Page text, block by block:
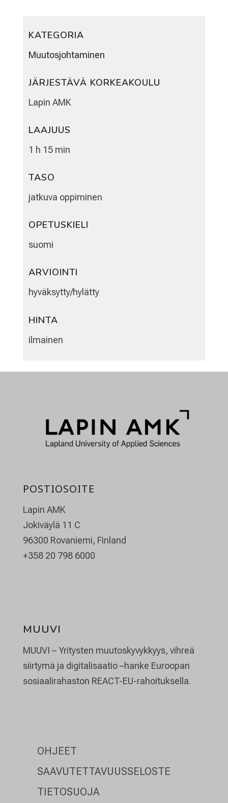
KATEGORIA
Muutosjohtaminen
JÄRJESTÄVÄ KORKEAKOULU
Lapin AMK
LAAJUUS
1 h 15 min
TASO
jatkuva oppiminen
OPETUSKIELI
suomi
ARVIOINTI
hyväksytty/hylätty
HINTA
ilmainen
POSTIOSOITE
Lapin AMK
Jokiväylä 11 C
96300 Rovaniemi, Finland
+358 20 798 6000
MUUVI
MUUVI – Yritysten muutoskyvykkyys, vihreä
siirtymä ja digitalisaatio–hanke Euroopan
sosiaalirahaston REACT-EU-rahoituksella.
OHJEET
SAAVUTETTAVUUSSELOSTE
TIETOSUOJA